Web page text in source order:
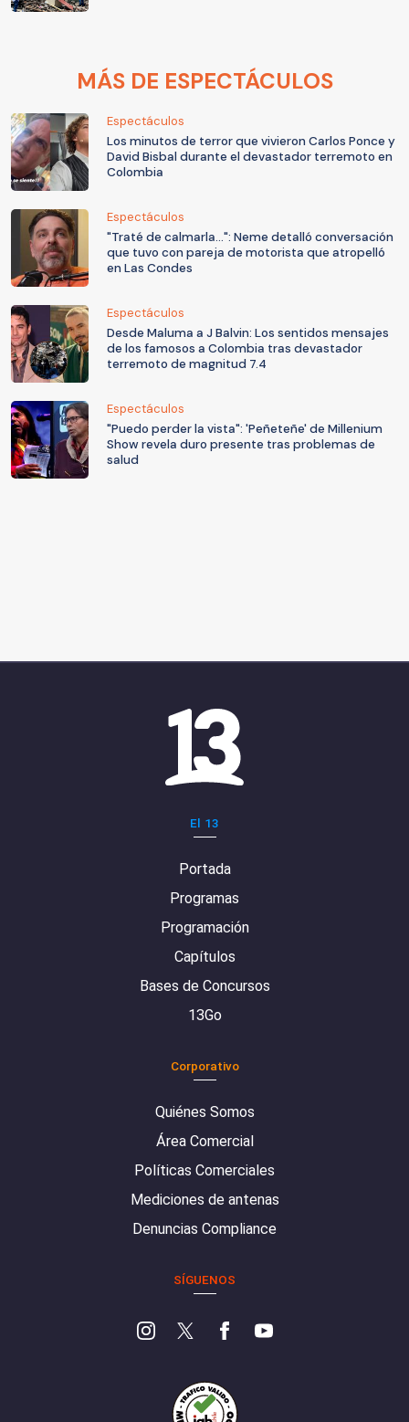
MÁS DE ESPECTÁCULOS
Espectáculos
Los minutos de terror que vivieron Carlos Ponce y
David Bisbal durante el devastador terremoto en
Colombia
Espectáculos
"Traté de calmarla...": Neme detalló conversación
que tuvo con pareja de motorista que atropelló
en Las Condes
Espectáculos
Desde Maluma a J Balvin: Los sentidos mensajes
de los famosos a Colombia tras devastador
terremoto de magnitud 7.4
Espectáculos
"Puedo perder la vista": 'Peñeteñe' de Millenium
Show revela duro presente tras problemas de
salud
El 13
Portada
Programas
Programación
Capítulos
Bases de Concursos
13Go
Corporativo
Quiénes Somos
Área Comercial
Políticas Comerciales
Mediciones de antenas
Denuncias Compliance
SÍGUENOS